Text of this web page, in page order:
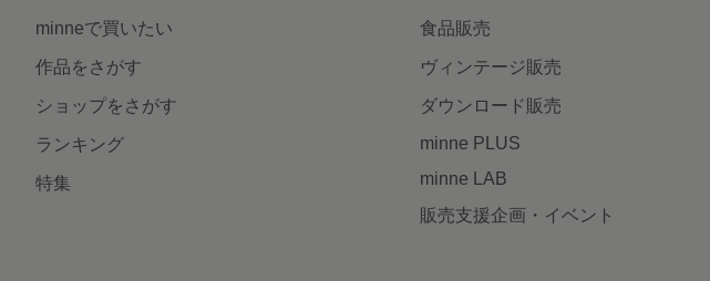
minneで買いたい
作品をさがす
ショップをさがす
ランキング
特集
食品販売
ヴィンテージ販売
ダウンロード販売
minne PLUS
minne LAB
販売支援企画・イベント